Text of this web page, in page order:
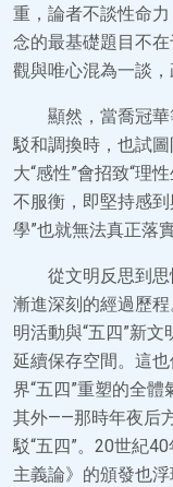
重，論者不談性命
念的最基礎題目不
觀與唯心混為一談
顯然，當喬冠華
駁和調換時，也試
大“感性”會招致“理
不服衡，即堅持感
學”也就無法真正落
從文明反思到
漸進深刻的經過歷
明活動與“五四”新
延續保存空間。這
界“五四”重塑的全
其外——那時年夜后
駁“五四”。20世紀
主義論》的頒發也